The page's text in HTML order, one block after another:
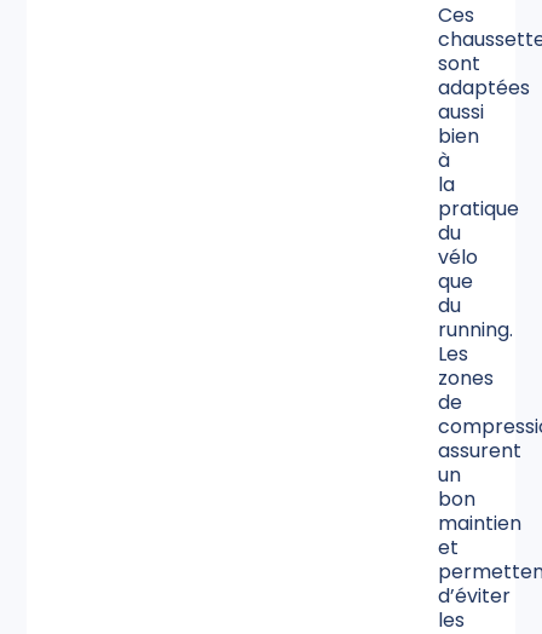
Ces
sont
adaptées
aussi
bien
à
la
pratique
du
vélo
que
du
running.
Les
zones
de
assurent
un
bon
maintien
et
d’éviter
les